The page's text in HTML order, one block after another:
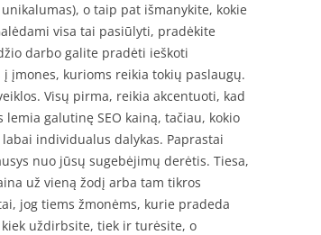
o taip pat išmanykite, kokie
visa tai pasiūlyti, pradėkite
darbo galite pradėti ieškoti
įmones, kurioms reikia tokių paslaugų.
Visų pirma, reikia akcentuoti, kad
galutinę SEO kainą, tačiau, kokio
labai individualus dalykas. Paprastai
nuo jūsų sugebėjimų derėtis. Tiesa,
už vieną žodį arba tam tikros
jog tiems žmonėms, kurie pradeda
uždirbsite, tiek ir turėsite, o